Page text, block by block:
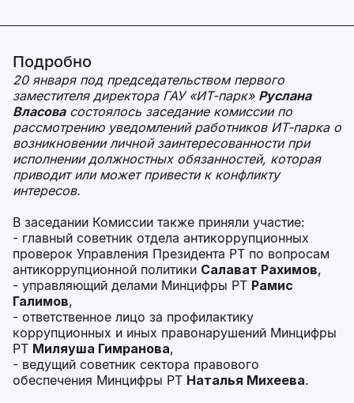
Подробно
20 января под председательством первого
заместителя директора ГАУ «ИТ-парк» Руслана
Власовасостоялось заседание комиссии по
рассмотрению уведомлений работников ИТ-парка о
возникновении личной заинтересованности при
исполнении должностных обязанностей, которая
приводит или может привести к конфликту
интересов.
В заседании Комиссии также приняли участие:
- главный советник отдела антикоррупционных
проверок Управления Президента РТ по вопросам
антикоррупционной политики Салават Рахимов,
- управляющий делами Минцифры РТ Рамис
Галимов,
- ответственное лицо за профилактику
коррупционных и иных правонарушений Минцифры
РТ Миляуша Гимранова,
- ведущий советник сектора правового
обеспечения Минцифры РТ Наталья Михеева.